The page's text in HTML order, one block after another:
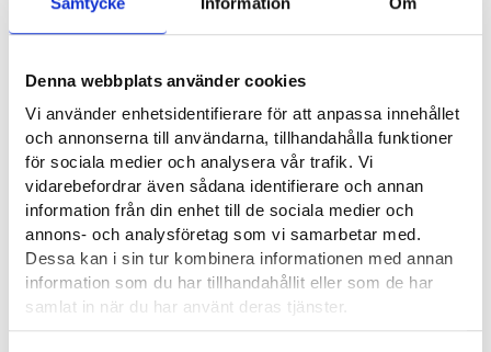
Denna webbplats använder cookies
Vi använder enhetsidentifierare för att anpassa innehållet
och annonserna till användarna, tillhandahålla funktioner
för sociala medier och analysera vår trafik. Vi
vidarebefordrar även sådana identifierare och annan
information från din enhet till de sociala medier och
annons- och analysföretag som vi samarbetar med.
Dessa kan i sin tur kombinera informationen med annan
information som du har tillhandahållit eller som de har
samlat in när du har använt deras tjänster.
Virta työttömyyteen viittaa siirtymiseen työttömyyteen
suuri osuus työvoimasta tai työssäkäyvistä siirtyy
työttömyyden tilaan tietyllä ajanjaksolla. Tarkastelussa on
kaksi ajankohtaa: virta työttömyyteen 3kk jälkeen sekä 12kk
jälkeen. Virta työttömyyteen 3kk jälkeen oli Kympin
työllisyysalueella 9. pienin (45:sta) työllisyysalueista ja virta yli
12 kuukauden työttömyyteen, eli pitkäaikaistyöttömyyteen
puolestaan toiseksi pienin kaikista työllisyysalueista. Lisäksi
kun pitkäaikaistyöttömien aktivointiaste on kaikista
työllisyysalueista korkein voidaan sanoa, että toimenpiteet
erityisesti kaikkein heikoimmassa työmarkkina-asemassa